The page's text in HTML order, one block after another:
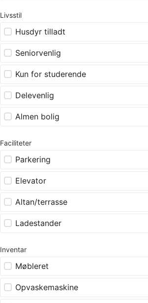
Livsstil
Husdyr tilladt
Seniorvenlig
Kun for studerende
Delevenlig
Almen bolig
Faciliteter
Parkering
Elevator
Altan/terrasse
Ladestander
Inventar
Møbleret
Opvaskemaskine